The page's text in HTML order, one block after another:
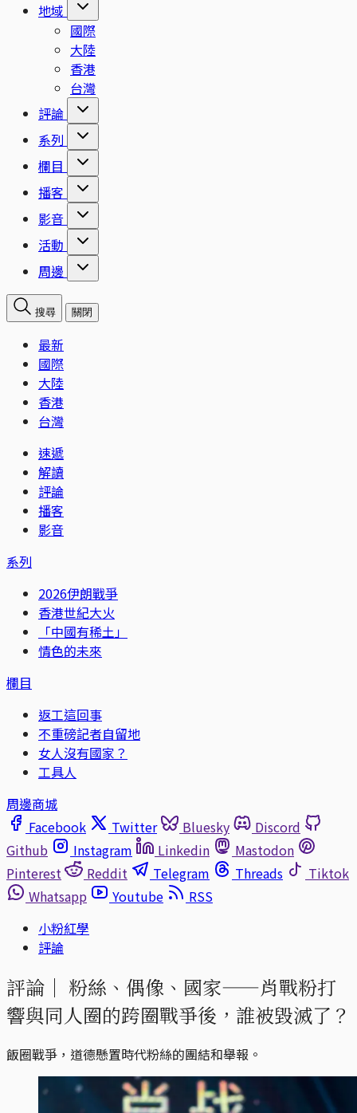
地域
國際
大陸
香港
台灣
評論
系列
欄目
播客
影音
活動
周邊
搜尋 關閉
最新
國際
大陸
香港
台灣
速遞
解讀
評論
播客
影音
系列
2026伊朗戰爭
香港世紀大火
「中國有稀土」
情色的未來
欄目
返工這回事
不重磅記者自留地
女人沒有國家？
工具人
周邊商城
Facebook
Twitter Bluesky
Discord
Github
Instagram Linkedin
Mastodon
Pinterest
Reddit Telegram Threads
Tiktok
Whatsapp
Youtube
RSS
小粉紅學
評論
評論｜ 粉絲、偶像、國家——肖戰粉打
響與同人圈的跨圈戰爭後，誰被毀滅了？
飯圈戰爭，道德懸置時代粉絲的團結和舉報。